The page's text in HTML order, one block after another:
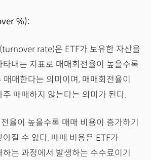
%):
rate)은 ETF가 보유한 자산을
내는 지표로 매매회전율이 높을수록
매한다는 의미이며, 매매회전율이
매매하지 않는다는 의미가 된다.
율이 높을수록 매매 비용이 증가하기
질 수 있다. 매매 비용은 ETF가
는 과정에서 발생하는 수수료이기